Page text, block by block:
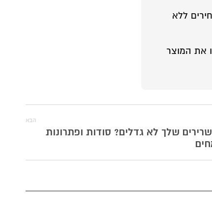
ללא
את המוצר
הבא
שלך לא גדלים? סודות ופתרונות